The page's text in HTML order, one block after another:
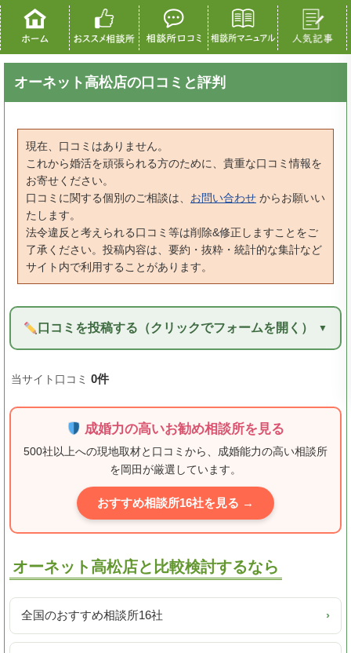
オーネット高松店の口コミと評判
現在、口コミはありません。
これから婚活を頑張られる方のために、貴重な口コミ情報を
お寄せください。
口コミに関する個別のご相談は、 お問い合わせ からお願いい
たします。
法令違反と考えられる口コミ等は削除&修正しますことをご
了承ください。投稿内容は、要約・抜粋・統計的な集計など
サイト内で利用することがあります。
口コミを投稿する（クリックでフォームを開く）
当サイト口コミ 0件
成婚力の高いお勧め相談所を見る
500社以上への現地取材と口コミから、成婚能力の高い相談所
を岡田が厳選しています。
おすすめ相談所16社を見る →
オーネット高松店と比較検討するなら
全国のおすすめ相談所16社 ›